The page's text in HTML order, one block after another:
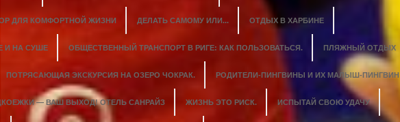
ДЛЯ КОМФОРТНОЙ ЖИЗНИ ДЕЛАТЬ САМОМУ ИЛИ... ОТДЫХ В ХАРБИНЕ
И НА СУШЕ ОБЩЕСТВЕННЫЙ ТРАНСПОРТ В РИГЕ: КАК ПОЛЬЗОВАТЬСЯ. ПЛЯЖНЫЙ ОТДЫХ
ПОТРЯСАЮЩАЯ ЭКСКУРСИЯ НА ОЗЕРО ЧОКРАК. РОДИТЕЛИ-ПИНГВИНЫ И ИХ МАЛЫШ-ПИНГВИН
— ВАШ ВЫХОД! ОТЕЛЬ САНРАЙЗ ЖИЗНЬ ЭТО РИСК. ИСПЫТАЙ СВОЮ УДАЧУ